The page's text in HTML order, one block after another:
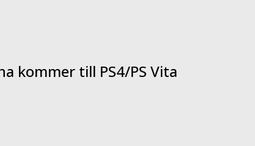
kommer till PS4/PS Vita